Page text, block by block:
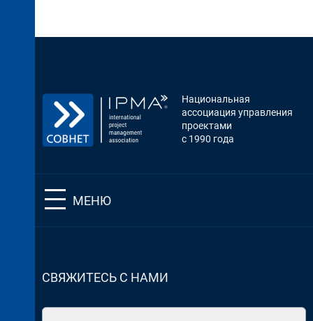
Национальная
ассоциация управления
проектами
с 1990 года
МЕНЮ
СВЯЖИТЕСЬ С НАМИ